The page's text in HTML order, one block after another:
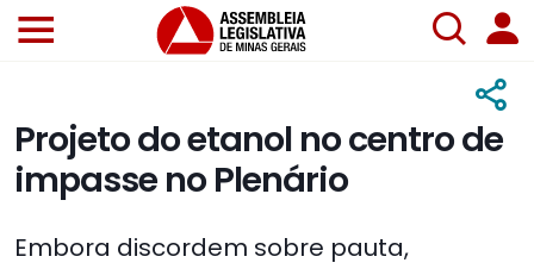
Projeto do etanol no centro de
impasse no Plenário
Embora discordem sobre pauta,